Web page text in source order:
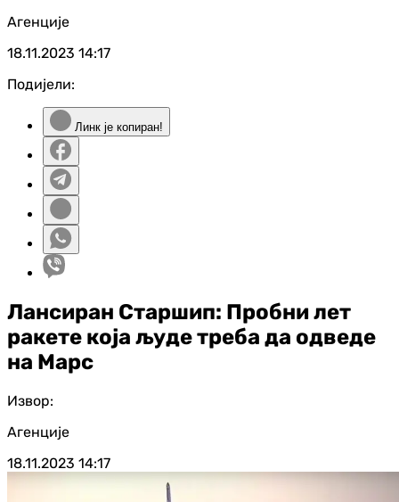
Агенције
18.11.2023 14:17
Подијели:
Линк је копиран!
Лансиран Старшип: Пробни лет
ракете која људе треба да одведе
на Марс
Извор:
Агенције
18.11.2023 14:17